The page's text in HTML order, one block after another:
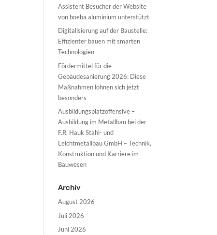
Assistent Besucher der Website
von boeba aluminium unterstützt
Digitalisierung auf der Baustelle:
Effizienter bauen mit smarten
Technologien
Fördermittel für die
Gebäudesanierung 2026: Diese
Maßnahmen lohnen sich jetzt
besonders
Ausbildungsplatzoffensive –
Ausbildung im Metallbau bei der
F.R. Hauk Stahl- und
Leichtmetallbau GmbH – Technik,
Konstruktion und Karriere im
Bauwesen
Archiv
August 2026
Juli 2026
Juni 2026